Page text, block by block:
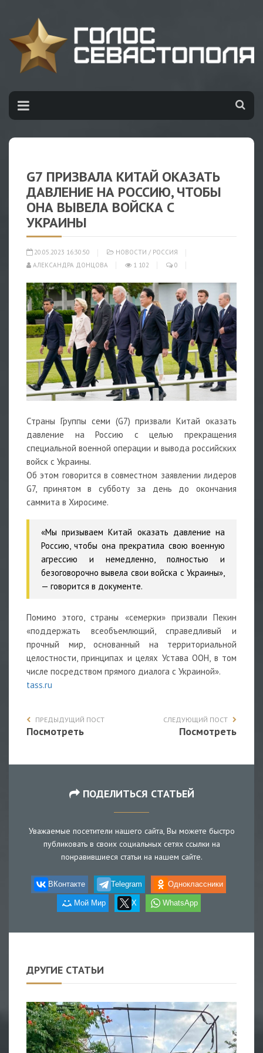
G7 ПРИЗВАЛА КИТАЙ ОКАЗАТЬ
ДАВЛЕНИЕ НА РОССИЮ, ЧТОБЫ
ОНА ВЫВЕЛА ВОЙСКА С
УКРАИНЫ
20.05.2023 16:30:50 НОВОСТИ / РОССИЯ
АЛЕКСАНДРА ДОНЦОВА
1 102 0
Страны Группы семи (G7) призвали Китай оказать
давление на Россию с целью прекращения
специальной военной операции и вывода российских
войск с Украины.
Об этом говорится в совместном заявлении лидеров
G7, принятом в субботу за день до окончания
саммита в Хиросиме.
«Мы призываем Китай оказать давление на
Россию, чтобы она прекратила свою военную
агрессию и немедленно, полностью и
безоговорочно вывела свои войска с Украины»,
— говорится в документе.
Помимо этого, страны «семерки» призвали Пекин
«поддержать всеобъемлющий, справедливый и
прочный мир, основанный на территориальной
целостности, принципах и целях Устава ООН, в том
числе посредством прямого диалога с Украиной».
tass.ru
ПРЕДЫДУЩИЙ ПОСТ
Посмотреть
СЛЕДУЮЩИЙ ПОСТ
Посмотреть
ПОДЕЛИТЬСЯ СТАТЬЕЙ
Уважаемые посетители нашего сайта, Вы можете быстро
публиковать в своих социальных сетях ссылки на
понравившиеся статьи на нашем сайте.
ВКонтакте Telegram Одноклассники
Мой Мир X WhatsApp
ДРУГИЕ СТАТЬИ